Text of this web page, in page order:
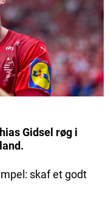
Gidsel røg i
skaf et godt